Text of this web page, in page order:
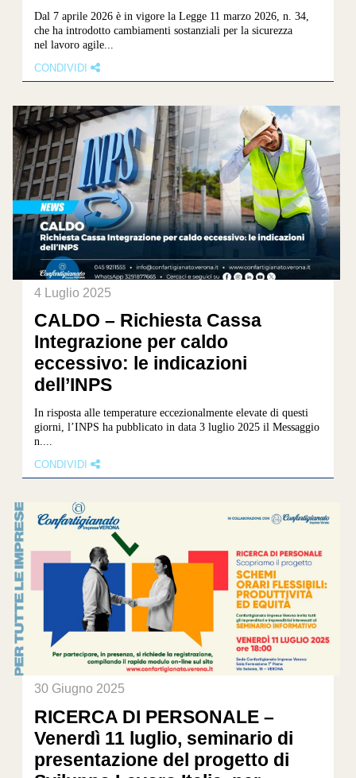
Dal 7 aprile 2026 è in vigore la Legge 11 marzo 2026, n. 34,
che ha introdotto cambiamenti sostanziali per la sicurezza
nel lavoro agile...
CONDIVIDI
4 Luglio 2025
CALDO – Richiesta Cassa
Integrazione per caldo
eccessivo: le indicazioni
dell’INPS
In risposta alle temperature eccezionalmente elevate di questi
giorni, l’INPS ha pubblicato in data 3 luglio 2025 il Messaggio
n....
CONDIVIDI
30 Giugno 2025
RICERCA DI PERSONALE –
Venerdì 11 luglio, seminario di
presentazione del progetto di